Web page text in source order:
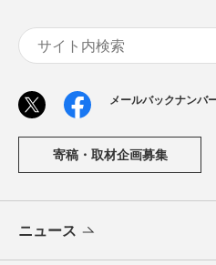
メールバックナンバ
寄稿・取材企画募集
ニュース